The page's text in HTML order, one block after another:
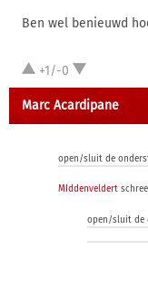
Ben wel benieuwd
+1/-0
Marc Acardipane
open/sluit de
MIddenveldert
open/sluit de